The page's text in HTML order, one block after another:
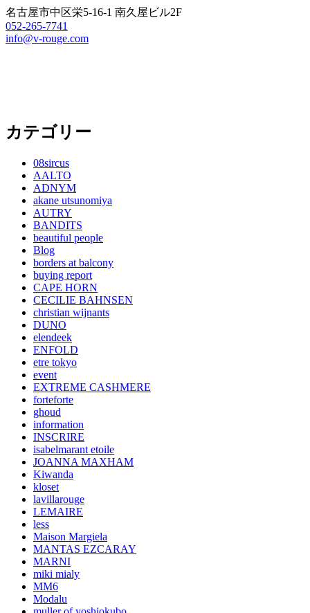
名古屋市中区栄5-16-1 南久屋ビル2F
052-265-7741
info@v-rouge.com
カテゴリー
08sircus
AALTO
ADNYM
akane utsunomiya
AUTRY
BANDITS
beautiful people
Blog
borders at balcony
buying report
CAPE HORN
CECILIE BAHNSEN
christian wijnants
DUNO
elendeek
ENFOLD
etre tokyo
event
EXTREME CASHMERE
forteforte
ghoud
information
INSCRIRE
isabelmarant etoile
JOANNA MAXHAM
Kiwanda
kloset
lavillarouge
LEMAIRE
less
Maison Margiela
MANTAS EZCARAY
MARNI
miki mialy
MM6
Modalu